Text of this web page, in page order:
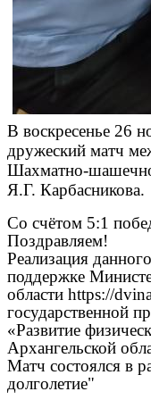
В воскресенье 26
дружеский матч
Шахматно-
Я.Г. Карбасникова.
Со счётом 5:1
Поздравляем!
Реализация
поддержке
области https://
государственной
«Развитие
Архангельской
Матч состоялся в
долголетие"